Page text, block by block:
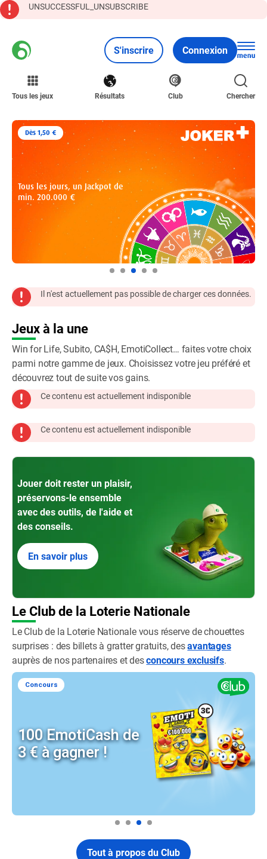
UNSUCCESSFUL_UNSUBSCRIBE
S'inscrire Connexion
Tous les jeux Résultats Club Chercher
Il n'est actuellement pas possible de charger ces données.
Jeux à la une
Win for Life, Subito, CA$H, EmotiCollect… faites votre choix
parmi notre gamme de jeux. Choisissez votre jeu préféré et
découvrez tout de suite vos gains.
Ce contenu est actuellement indisponible
Ce contenu est actuellement indisponible
Jouer doit rester un plaisir,
préservons-le ensemble
avec des outils, de l'aide et
des conseils.
En savoir plus
Le Club de la Loterie Nationale
Le Club de la Loterie Nationale vous réserve de chouettes
surprises : des billets à gratter gratuits, desavantages
auprès de nos partenaires et desconcours exclusifs.
Tout à propos du Club